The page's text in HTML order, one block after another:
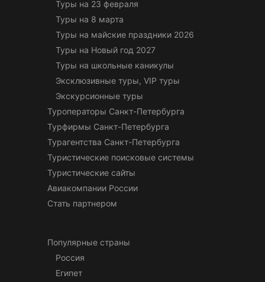
Туры на 23 февраля
Туры на 8 марта
Туры на майские праздники 2026
Туры на Новый год 2027
Туры на школьные каникулы
Эксклюзивные туры, VIP туры
Экскурсионные туры
Туроператоры Санкт-Петербурга
Турфирмы Санкт-Петербурга
Турагентства Санкт-Петербурга
Туристические поисковые системы
Туристические сайты
Авиакомпании России
Стать партнером
Популярные страны
Россия
Египет